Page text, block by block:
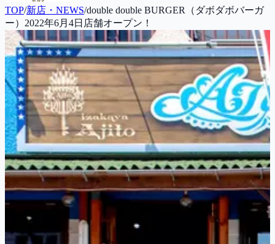
TOP/新店・NEWS/double double BURGER（ダボダボバーガ
ー）2022年6月4日店舗オープン！